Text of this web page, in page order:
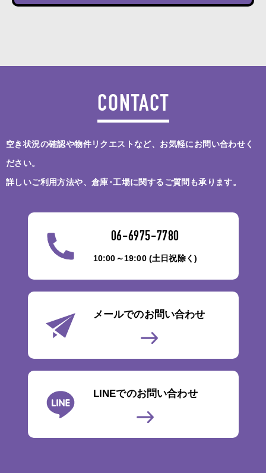
CONTACT
空き状況の確認や物件リクエストなど、お気軽にお問い合わせく
ださい。
詳しいご利用方法や、倉庫･工場に関するご質問も承ります。
06-6975-7780
10:00～19:00 (土日祝除く)
メールでのお問い合わせ
LINEでのお問い合わせ